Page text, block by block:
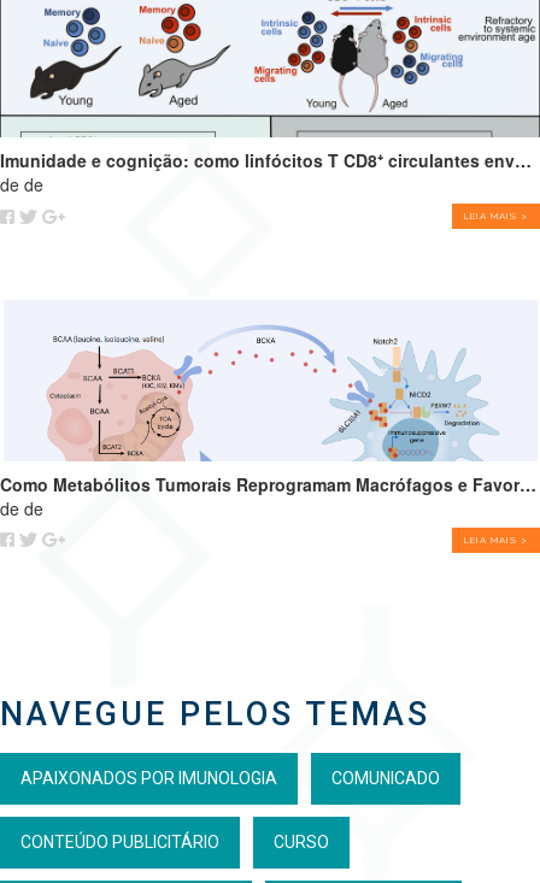
Imunidade e cognição: como linfócitos T CD8⁺ circulantes envelhecidos podem impulsionar o declínio cognitivo
de de
LEIA MAIS >
Como Metabólitos Tumorais Reprogramam Macrófagos e Favorecem o Crescimento Tumoral
de de
LEIA MAIS >
NAVEGUE PELOS TEMAS
APAIXONADOS POR IMUNOLOGIA COMUNICADO
CONTEÚDO PUBLICITÁRIO CURSO